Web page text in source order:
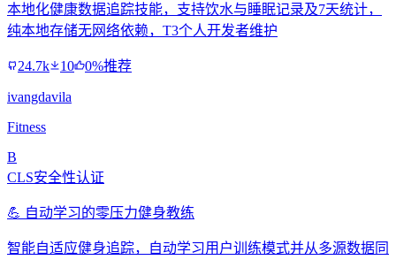
本地化健康数据追踪技能，支持饮水与睡眠记录及7天统计，
纯本地存储无网络依赖，T3个人开发者维护
24.7k 10 0%推荐
ivangdavila
Fitness
B
CLS安全性认证
💪 自动学习的零压力健身教练
智能自适应健身追踪，自动学习用户训练模式并从多源数据同